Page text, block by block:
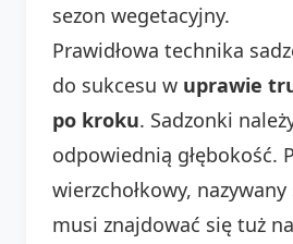
sezon wegetacyjny.
Prawidłowa technika
do sukcesu w uprawie
po kroku. Sadzonki
odpowiednią głębokość.
wierzchołkowy,
musi znajdować się tuż